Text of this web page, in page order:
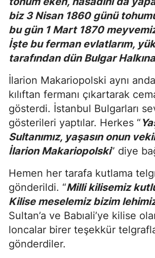
biz 3 Nisan 1860 günü
bu gün 1 Mart 1870
İşte bu ferman evlatlarım,
tarafından dün Bulgar
İlarion Makariopolski aynı
kılıftan fermanı çıkartarak
gösterdi. İstanbul Bulgarları
gösterileri yaptılar. Herkes “
Sultanımız, yaşasın onun
İlarion Makariopolski” diye
Hemen her tarafa kutlama
gönderildi. “Milli kilisemiz
Kilise meselemiz bizim
Sultan’a ve Babıali’ye kilise
loncalar birer teşekkür
gönderdiler.